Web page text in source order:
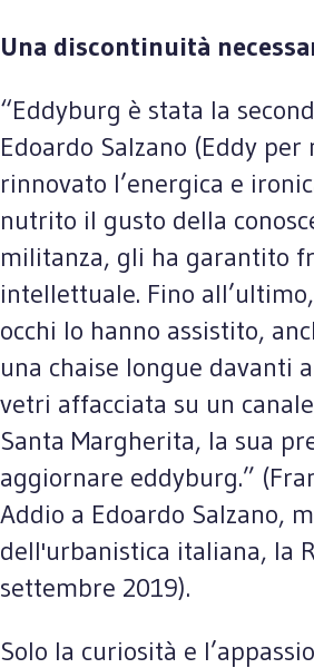
Una discontinuità
“Eddyburg è stata la
Edoardo Salzano (Eddy per
rinnovato l’energica e
nutrito il gusto della
militanza, gli ha garantito
intellettuale. Fino
occhi lo hanno assistito,
una chaise longue davanti
vetri affacciata su un
Santa Margherita, la sua
aggiornare eddyburg.”
Addio a Edoardo Salzano,
dell'urbanistica italiana, la
settembre 2019).
Solo la curiosità e